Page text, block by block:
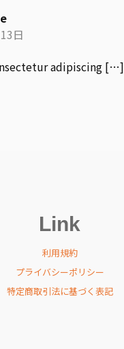
日
adipiscing […]
Link
利用規約
プライバシーポリシー
特定商取引法に基づく表記